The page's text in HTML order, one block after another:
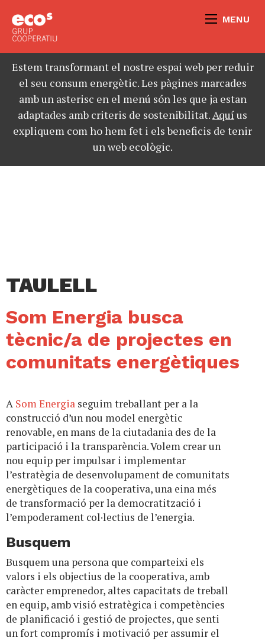
MENU
Estem transformant el nostre espai web per reduir
el seu consum energètic. Les pàgines marcades
amb un asterisc en el menú són les que ja estan
adaptades amb criteris de sostenibilitat.Aquíus
expliquem com ho hem fet i els beneficis de tenir
un web ecològic.
TAULELL
Som Energia busca
tècnic/a de projectes en
comunitats energètiques
A Som Energia seguim treballant per a la
construcció d’un nou model energètic
renovable, en mans de la ciutadania des de la
participació i la transparència. Volem crear un
nou equip per impulsar i implementar
l’estratègia de desenvolupament de comunitats
energètiques de la cooperativa, una eina més
de transformació per la democratització i
l’empoderament col·lectius de l’energia.
Busquem
Busquem una persona que comparteixi els
valors i els objectius de la cooperativa, amb
caràcter emprenedor, altes capacitats de treball
en equip, amb visió estratègica i competències
de planificació i gestió de projectes, que senti
un fort compromís i motivació per assumir el